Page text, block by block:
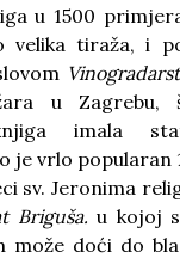
u 1500
velika tiraža, i
u
imala
je vrlo popularan
sv. Jeronima
Briguša.u kojoj
može doći do